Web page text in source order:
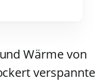
Wärme von
verspannte